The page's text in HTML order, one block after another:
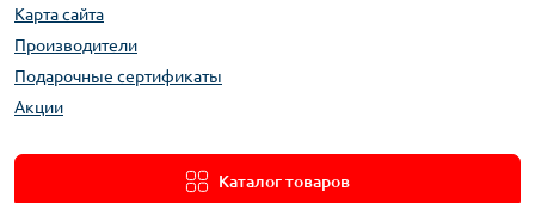
Карта сайта
Производители
Подарочные сертификаты
Акции
Каталог товаров